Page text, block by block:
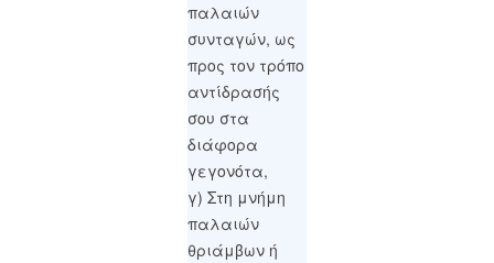
παλαιών
συνταγών, ως
προς τον τρόπο
αντίδρασής
σου στα
διάφορα
γεγονότα,
γ) Στη μνήμη
παλαιών
θριάμβων ή